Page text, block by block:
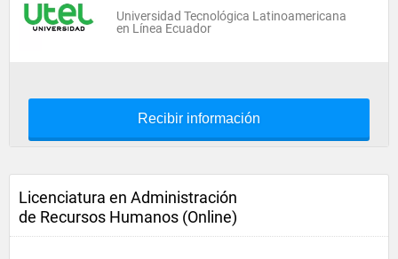
Universidad Tecnológica Latinoamericana
en Línea Ecuador
Recibir información
Licenciatura en Administración
de Recursos Humanos (Online)